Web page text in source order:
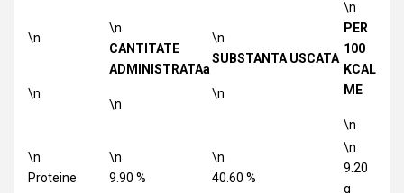
\n
\n
\n
CANTITATE
ADMINISTRATAa
\n
\n
SUBSTANTA USCATA
\n
\n
PER
100
KCAL
ME
\n
\n
Proteine
\n
9.90 %
\n
40.60 %
\n
9.20
g